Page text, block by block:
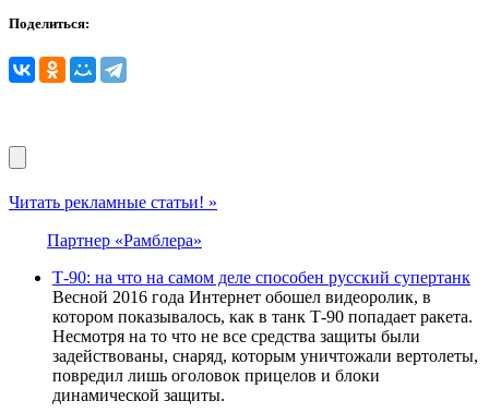
Поделиться:
Читать рекламные статьи! »
Партнер «Рамблера»
Т-90: на что на самом деле способен русский супертанк
Весной 2016 года Интернет обошел видеоролик, в
котором показывалось, как в танк Т-90 попадает ракета.
Несмотря на то что не все средства защиты были
задействованы, снаряд, которым уничтожали вертолеты,
повредил лишь оголовок прицелов и блоки
динамической защиты.